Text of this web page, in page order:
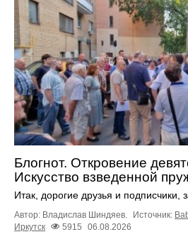
Блогнот. Откровение
Искусство взведенной
Итак, дорогие друзья и подписчики,
Автор: Владислав Шиндяев. Источник:
Иркутск
5915 06.08.2026